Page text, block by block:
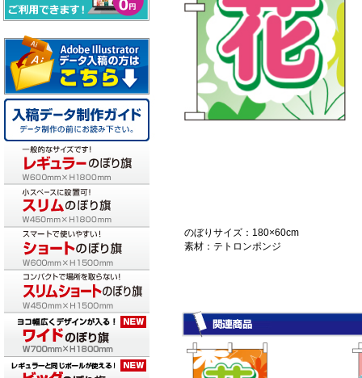
のぼりサイズ：180×60cm
素材：テトロンポンジ